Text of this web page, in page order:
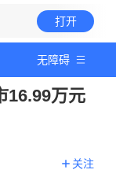
打开
无障碍
16.99万元
关注